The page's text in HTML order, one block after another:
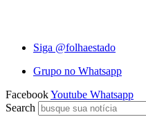
conteúdoSiga @folhaestado
Grupo no Whatsapp
FacebookYoutube Whatsapp
Search